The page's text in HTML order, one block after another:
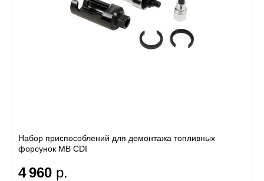
Набор приспособлений для демонтажа топливных
форсунок MB CDI
4 960 р.